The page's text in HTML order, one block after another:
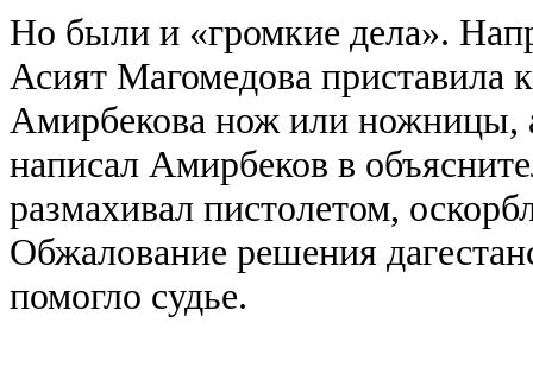
Но были и «громкие дела».
Асият Магомедова приставила
Амирбекова нож или ножницы,
написал Амирбеков в
размахивал пистолетом,
Обжалование решения
помогло судье.